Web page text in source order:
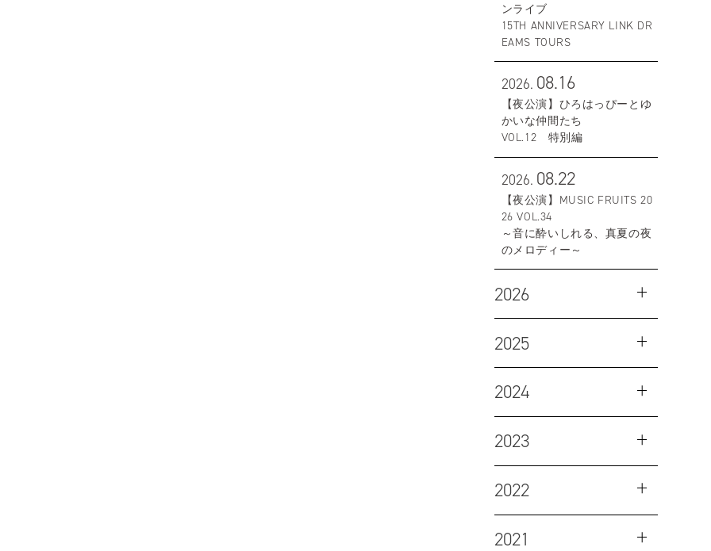
ンライブ
15TH ANNIVERSARY LINK DR
EAMS TOURS
2026. 08.16
【夜公演】ひろはっぴーとゆ
かいな仲間たち
VOL.12 特別編
2026. 08.22
【夜公演】MUSIC FRUITS 20
26 VOL.34
～音に酔いしれる、真夏の夜
のメロディー～
2026
2025
2024
2023
2022
2021